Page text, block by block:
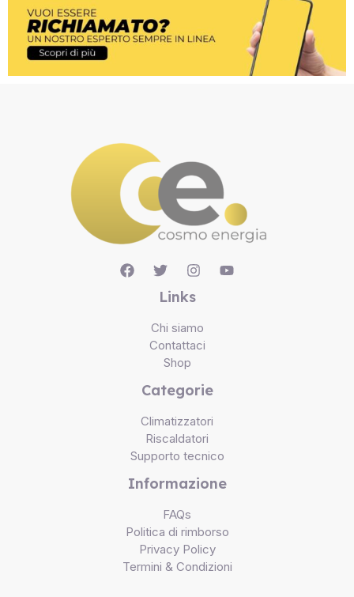
Links
Chi siamo
Contattaci
Shop
Categorie
Climatizzatori
Riscaldatori
Supporto tecnico
Informazione
FAQs
Politica di rimborso
Privacy Policy
Termini & Condizioni